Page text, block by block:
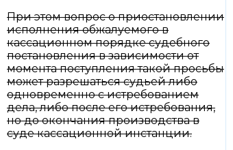
При этом вопрос о приостановлении
исполнения обжалуемого в
кассационном порядке судебного
постановления в зависимости от
момента поступления такой просьбы
может разрешаться судьей либо
одновременно с истребованием
дела, либо после его истребования,
но до окончания производства в
суде кассационной инстанции.